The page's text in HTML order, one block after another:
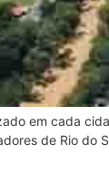
em cada
de Rio